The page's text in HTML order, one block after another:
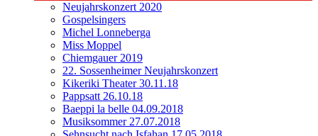
Neujahrskonzert 2020
Gospelsingers
Michel Lonneberga
Miss Moppel
Chiemgauer 2019
22. Sossenheimer Neujahrskonzert
Kikeriki Theater 30.11.18
Pappsatt 26.10.18
Baeppi la belle 04.09.2018
Musiksommer 27.07.2018